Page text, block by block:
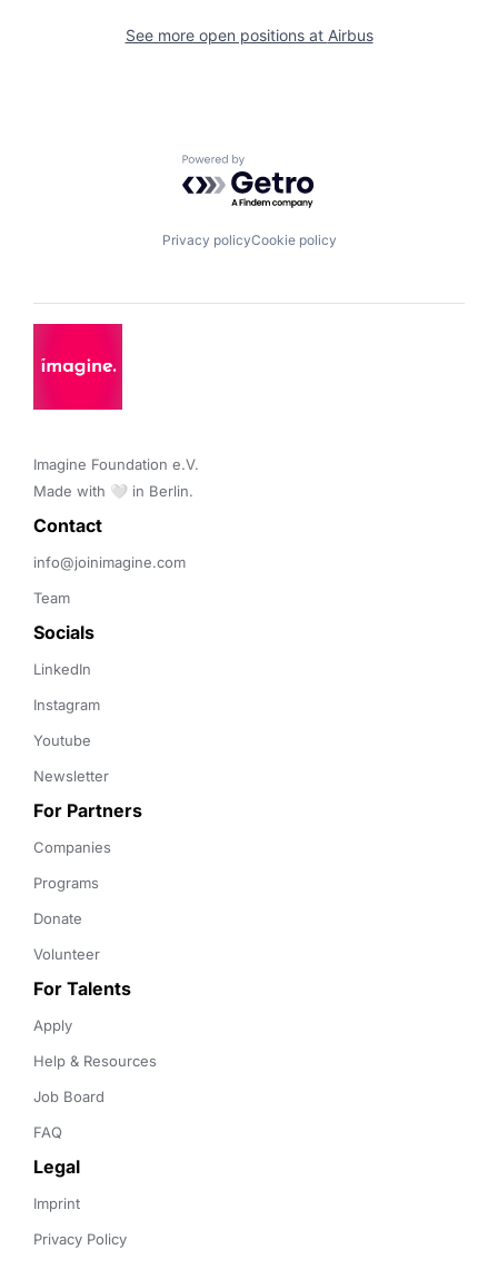
See more open positions at Airbus
Powered by Getro.com
Privacy policyCookie policy
Imagine Foundation e.V.
Made with 🤍 in Berlin.
Contact
info@joinimagine.com
Team
Socials
LinkedIn
Instagram
Youtube
Newsletter
For Partners
Companies
Programs
Donate
Volunteer
For Talents
Apply
Help & Resources
Job Board
FAQ
Legal
Imprint
Privacy Policy